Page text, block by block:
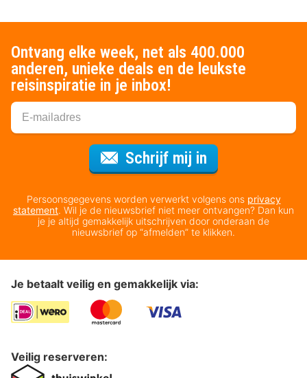
Ontvang elke week, net als 400.000
anderen, unieke deals en de leukste
reisinspiratie in je inbox!
Schrijf mij in
Persoonsgegevens worden verwerkt volgens ons privacy
statement. Wil je de nieuwsbrief niet meer ontvangen? Dan kun
je je altijd gemakkelijk uitschrijven door onderaan de
nieuwsbrief op “afmelden” te klikken.
Je betaalt veilig en gemakkelijk via:
Veilig reserveren: